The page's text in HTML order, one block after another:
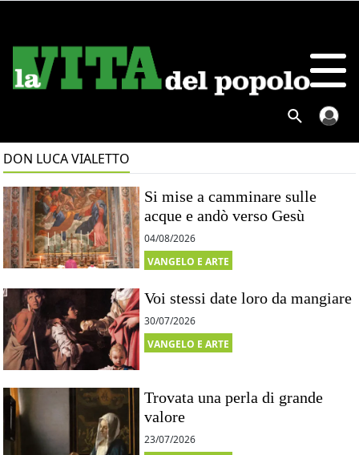
DON LUCA VIALETTO
Si mise a camminare sulle
acque e andò verso Gesù
04/08/2026
VANGELO E ARTE
Voi stessi date loro da mangiare
30/07/2026
VANGELO E ARTE
Trovata una perla di grande
valore
23/07/2026